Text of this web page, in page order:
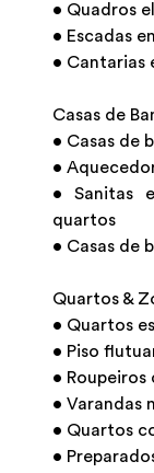
• Quadros
• Escadas
• Cantarias
Casas de
• Casas de
•
• Sanitas
quartos
• Casas de
Quartos &
• Quartos
• Piso
•
• Varandas
• Quartos
•